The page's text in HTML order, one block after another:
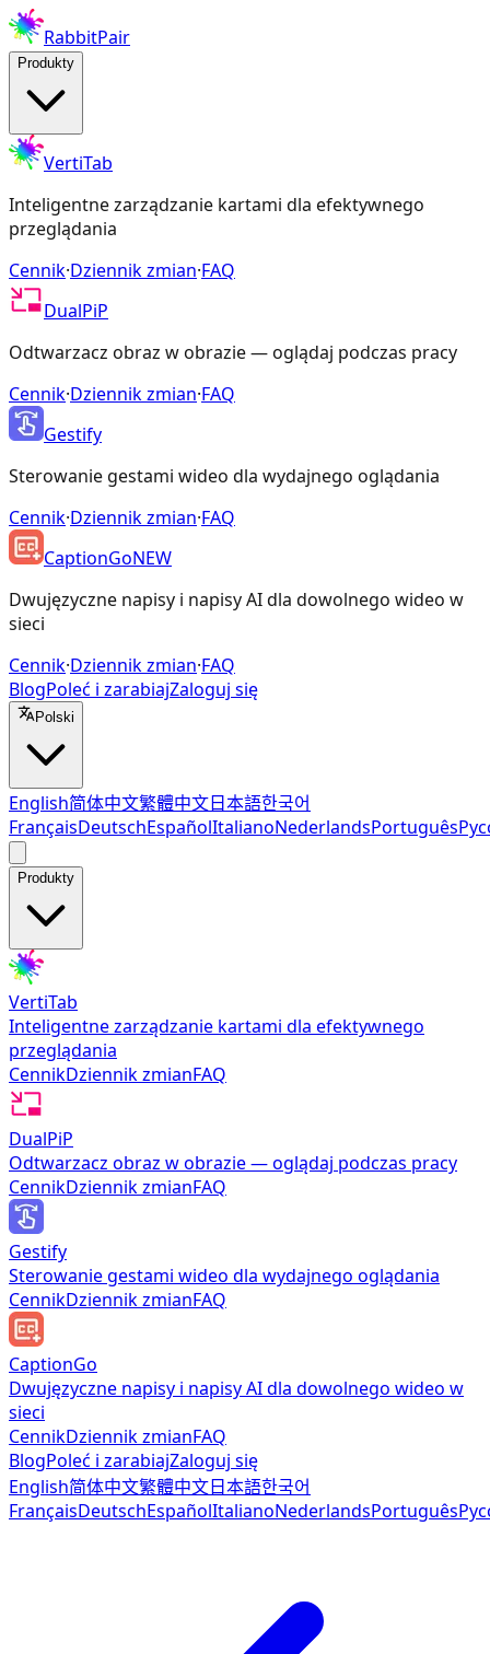
RabbitPair
Produkty
VertiTab
Inteligentne zarządzanie kartami dla efektywnego
przeglądania
Cennik·Dziennik zmian·FAQ
DualPiP
Odtwarzacz obraz w obrazie — oglądaj podczas pracy
Cennik·Dziennik zmian·FAQ
Gestify
Sterowanie gestami wideo dla wydajnego oglądania
Cennik·Dziennik zmian·FAQ
CaptionGoNEW
Dwujęzyczne napisy i napisy AI dla dowolnego wideo w
sieci
Cennik·Dziennik zmian·FAQ
BlogPoleć i zarabiajZaloguj się
Polski
English简体中文繁體中文日本語한국어
FrançaisDeutschEspañolItalianoNederlandsPortuguês
Produkty
VertiTab
Inteligentne zarządzanie kartami dla efektywnego
przeglądania
CennikDziennik zmianFAQ
DualPiP
Odtwarzacz obraz w obrazie — oglądaj podczas pracy
CennikDziennik zmianFAQ
Gestify
Sterowanie gestami wideo dla wydajnego oglądania
CennikDziennik zmianFAQ
CaptionGo
Dwujęzyczne napisy i napisy AI dla dowolnego wideo w
sieci
CennikDziennik zmianFAQ
BlogPoleć i zarabiajZaloguj się
English简体中文繁體中文日本語한국어
FrançaisDeutschEspañolItalianoNederlandsPortuguês